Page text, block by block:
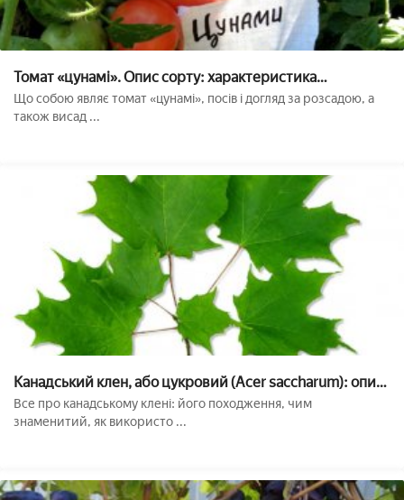
Томат «цунамі». Опис сорту: характеристика
врожайності і агротехніка посадки, догляду та
ВИРОЩУВАННЯ помідора (фото)
Що собою являє томат «цунамі», посів і догляд за розсадою, а
також висад ...
Канадський клен, або цукровий (Acer saccharum): опис,
природне значення і застосування, посадка і догляд,
фото
Все про канадському клені: його походження, чим
знаменитий, як використо ...